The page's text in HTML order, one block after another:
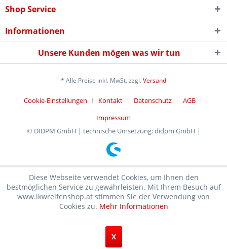
Shop Service
Informationen
Unsere Kunden mögen was wir tun
* Alle Preise inkl. MwSt. zzgl.Versand
Cookie-Einstellungen Kontakt Datenschutz
AGB
Impressum
© DIDPM GmbH | technische Umsetzung: didpm GmbH |
Diese Webseite verwendet Cookies, um Ihnen den
bestmöglichen Service zu gewährleisten. Mit Ihrem Besuch auf
www.lkwreifenshop.at stimmen Sie der Verwendung von
Cookies zu. Mehr Informationen
X